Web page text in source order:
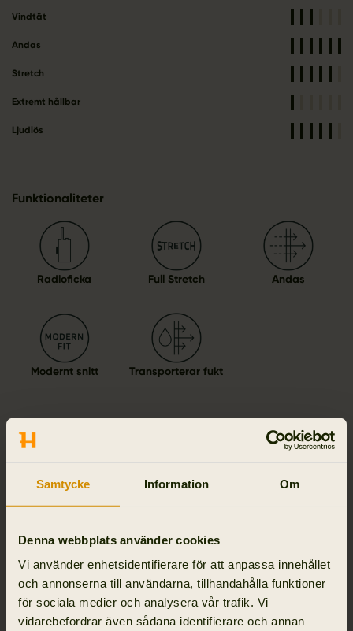
Samtycke Information Om
Denna webbplats använder cookies
Vi använder enhetsidentifierare för att anpassa innehållet
och annonserna till användarna, tillhandahålla funktioner
för sociala medier och analysera vår trafik. Vi
vidarebefordrar även sådana identifierare och annan
Vindtät
Andas
Stretch
Extremt hållbar
Ljudlös
Funktionaliteter
Radioficka Full Stretch Andas
Modernt snitt Transporterar fukt
Aktivitet & klimat
Reviews